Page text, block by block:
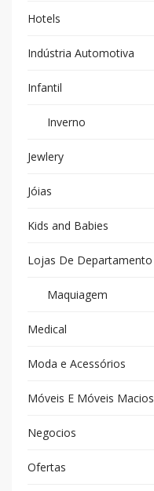
Hotels
Indústria Automotiva
Infantil
Inverno
Jewlery
Jóias
Kids and Babies
Lojas De Departamento
Maquiagem
Medical
Moda e Acessórios
Móveis E Móveis Macios
Negocios
Ofertas